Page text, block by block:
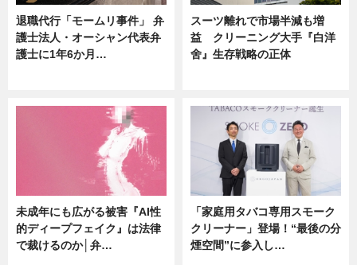
退職代行「モームリ事件」 弁
護士法人・オーシャン代表弁
護士に1年6か月…
スーツ離れで市場半減も増
益 クリーニング大手『白洋
舍』生存戦略の正体
未成年にも広がる被害『AI性
的ディープフェイク』は法律
で裁けるのか│弁…
「家庭用タバコ専用スモーク
クリーナー」登場！“最後の分
煙空間”に参入し…